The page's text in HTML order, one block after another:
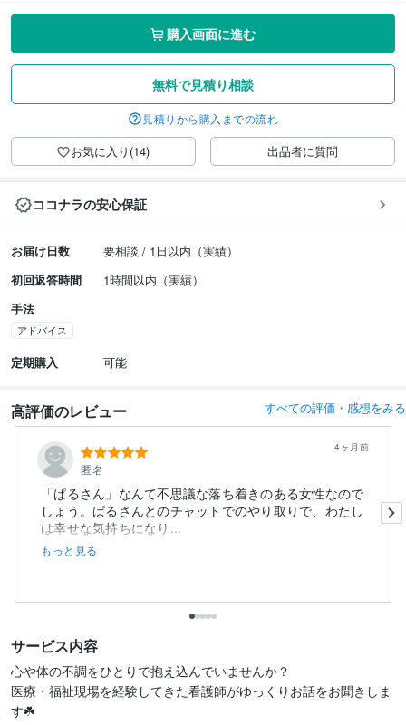
購入画面に進む
無料で見積り相談
見積りから購入までの流れ
お気に入り(14) 出品者に質問
ココナラの安心保証
お届け日数
要相談 / 1日以内（実績）
初回返答時間
1時間以内（実績）
手法
アドバイス
定期購入 可能
高評価のレビュー すべての評価・感想をみる
匿名
4ヶ月前
「ぱるさん」なんて不思議な落ち着きのある女性なので
しょう。ぱるさんとのチャットでのやり取りで、わたし
は幸せな気持ちになり...
もっと見る
サービス内容
心や体の不調をひとりで抱え込んでいませんか？
医療・福祉現場を経験してきた看護師がゆっくりお話をお聞きしま
す☘️